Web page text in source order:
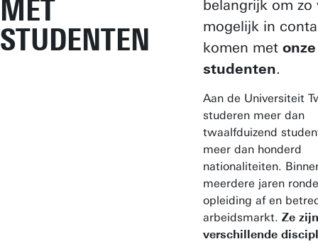
MET
STUDENTEN
belangrijk om zo
mogelijk in
komen met onze
studenten.
Aan de Universiteit
studeren meer dan
twaalfduizend
meer dan honderd
nationaliteiten.
meerdere jaren
opleiding af en
arbeidsmarkt. Ze
verschillende